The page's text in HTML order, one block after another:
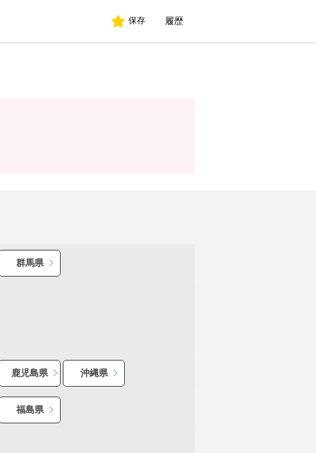
保存 履歴
群馬県
鹿児島県 沖縄県
福島県